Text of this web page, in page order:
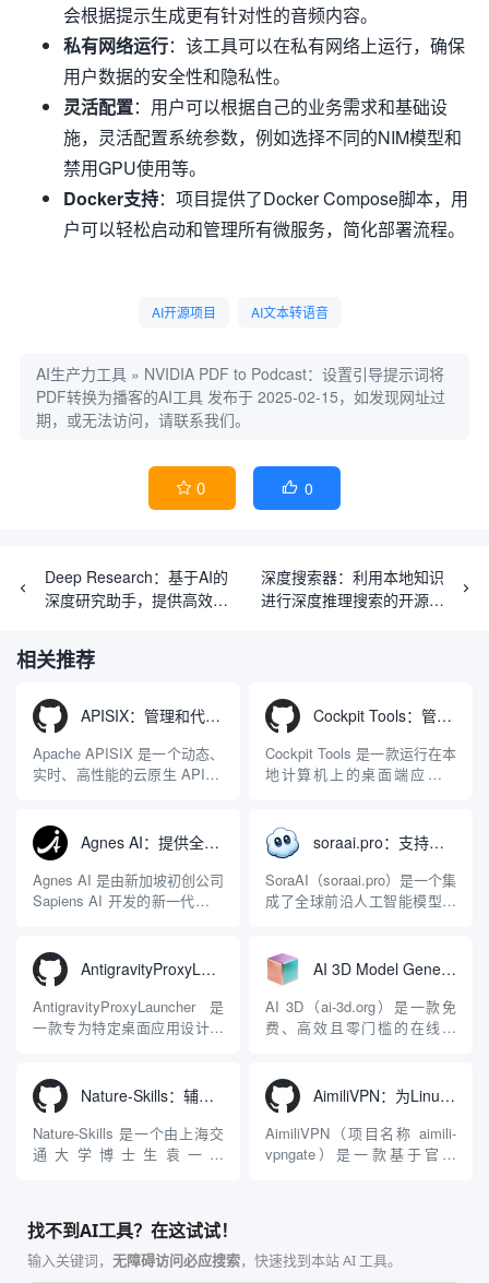
会根据提示生成更有针对性的音频内容。
私有网络运行：该工具可以在私有网络上运行，确保
用户数据的安全性和隐私性。
灵活配置：用户可以根据自己的业务需求和基础设
施，灵活配置系统参数，例如选择不同的NIM模型和
禁用GPU使用等。
Docker支持：项目提供了Docker Compose脚本，用
户可以轻松启动和管理所有微服务，简化部署流程。
AI开源项目 AI文本转语音
AI生产力工具 » NVIDIA PDF to Podcast：设置引导提示词将
PDF转换为播客的AI工具 发布于 2025-02-15，如发现网址过
期，或无法访问，请联系我们。
 0  0
Deep Research：基于AI的
深度研究助手，提供高效的
深度搜索器：利用本地知识
进行深度推理搜索的开源项
相关推荐
APISIX：管理和代理API及大模型流量的高性能网关
Apache APISIX 是一个动态、
实时、高性能的云原生 API 网
LuaJIT 构建，并在 2019 年作
为顶级开源项目捐赠给
Apache 软件基金会。APISIX
彻底摒...
Cockpit Tools：管理多个AI编程IDE账号与配置多开独立实例的本地桌面应用
Cockpit Tools 是一款运行在本
地计算机上的桌面端应用程
程助手的账号与运行环境而设
计。它目前支持包括
Antigravity IDE、Codex、
GitHub Copilo...
Agnes AI：提供全模态模型免费API、支持图文视频生成与复杂工程执行的智能体平台
Agnes AI 是由新加坡初创公司
Sapiens AI 开发的新一代多模
限制，提供集文本、图像、视
频生成于一体的“全模态”大模
型能力。平台的核心产品矩阵
包括主打自动化工作流的
soraai.pro：支持多模型文字转视频和图像生成的在线创作工具
SoraAI（soraai.pro）是一个集
成了全球前沿人工智能模型的
者、营销人员及广大用户提供
一站式、开箱即用的视觉内容
生成解决方案。网站的核心优
势在于其强大的多模型聚合能
AntigravityProxyLauncher：免TUN全局代理使用Antigravity IDE
AntigravityProxyLauncher 是
一款专为特定桌面应用设计的
Windows 平台。当用户使用桌
面版 Gemini 客户端或
Antigravity IDE ...
AI 3D Model Generator：通过文本和图像快速生成3D模型的在线工具
AI 3D（ai-3d.org）是一款免
费、高效且零门槛的在线AI
动Seed 3D两大行业领先的AI
模型架构，致力于帮助用户无
需掌握复杂的3D拓扑知识或昂
贵的专业软件，即可在...
Nature-Skills：辅助撰写学术论文和绘制科研图表的智能体插件
Nature-Skills 是一个由上海交
通大学博士生袁一哲
Nature、Science、Cell 等）
的论文撰写与发表流程设计。
该工具集以智能体插...
AimiliVPN：为Linux提供纯净出站家庭IP的VPN代理网关
AimiliVPN（项目名称 aimili-
vpngate）是一款基于官方
纯 Python 标准库编写，用户
无需安装...
找不到AI工具？在这试试！
输入关键词， 无障碍访问必应搜索，快速找到本站 AI 工具。